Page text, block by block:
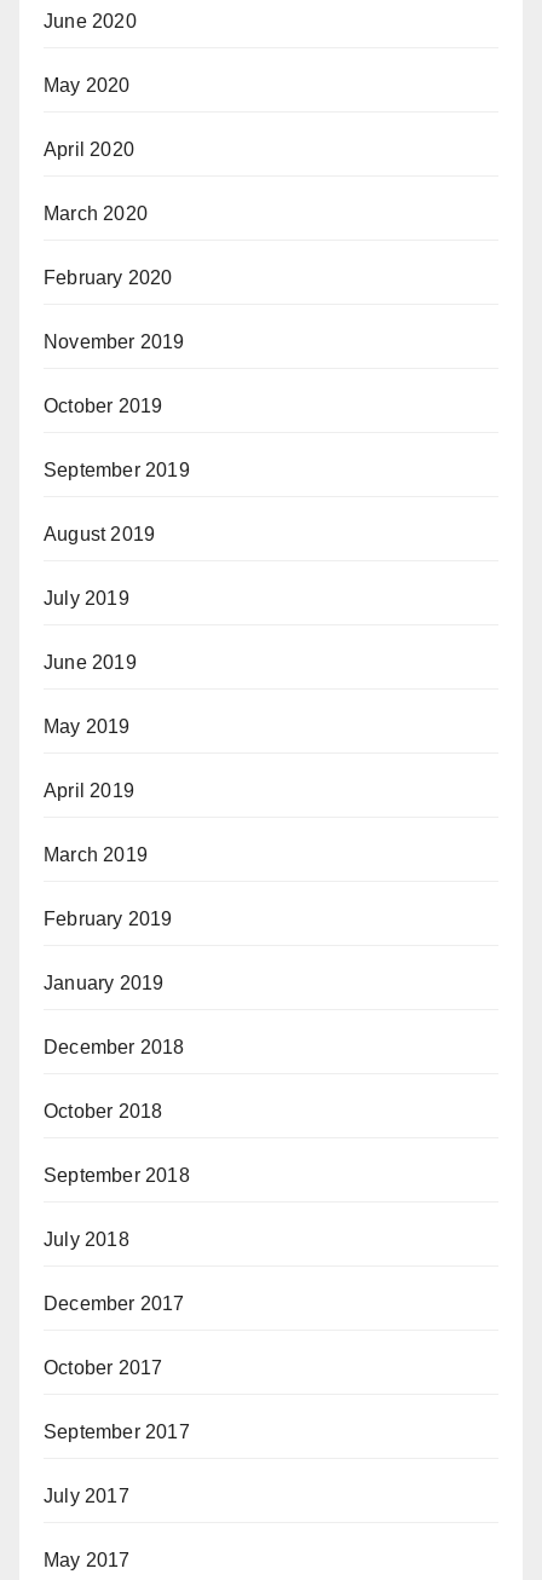
June 2020
May 2020
April 2020
March 2020
February 2020
November 2019
October 2019
September 2019
August 2019
July 2019
June 2019
May 2019
April 2019
March 2019
February 2019
January 2019
December 2018
October 2018
September 2018
July 2018
December 2017
October 2017
September 2017
July 2017
May 2017